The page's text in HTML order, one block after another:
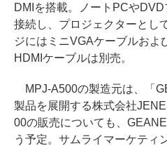
DMIを搭載。ノートPCや
接続し、プロジェクターとし
ジにはミニVGAケーブルおよ
HDMIケーブルは別売。
MPJ-A500の製造元は、「
製品を展開する株式会社
00の販売についても、
う予定。サムライマーケティ